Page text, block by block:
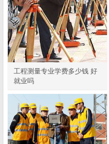
工程测量专业学费多少钱 好
就业吗